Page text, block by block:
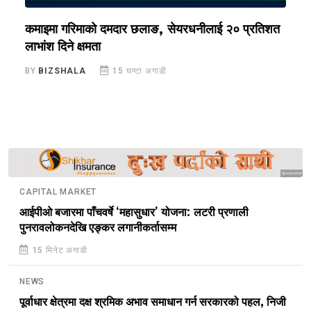
कमाइमा गरिमाको दमदार छलाङ, सेयरधनीलाई २० प्रतिशत
लाभांश दिने क्षमता
BY BIZSHALA 15 घण्टा अगाडी
Sponsored
CAPITAL MARKET
आईपीओ बजारमा पाँचवर्षे ‘महासुधार’ योजना: लटरी प्रणाली
पुनरावलोकनदेखि एङ्कर लगानीकर्तासम्म
15 मिनेट अगाडी
NEWS
पूर्वाधार क्षेत्रमा दक्ष श्रमिक अभाव समाधान गर्न सरकारको पहल, निजी